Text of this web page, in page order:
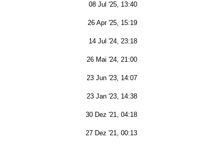
08 Jul '25, 13:40
26 Apr '25, 15:19
14 Jul '24, 23:18
26 Mai '24, 21:00
23 Jun '23, 14:07
23 Jan '23, 14:38
30 Dez '21, 04:18
27 Dez '21, 00:13